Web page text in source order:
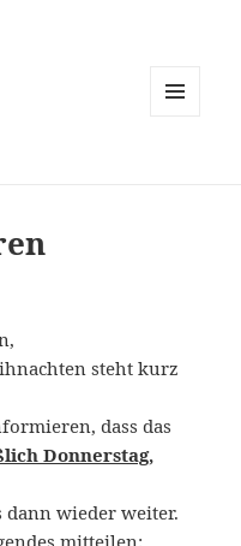
steht kurz
dass das
Donnerstag,
dann wieder weiter.